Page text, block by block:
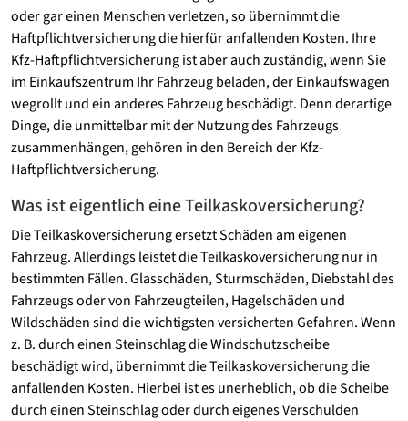
oder gar einen Menschen verletzen, so übernimmt die
Haftpflichtversicherung die hierfür anfallenden Kosten. Ihre
Kfz-Haftpflichtversicherung ist aber auch zuständig, wenn Sie
im Einkaufszentrum Ihr Fahrzeug beladen, der Einkaufswagen
wegrollt und ein anderes Fahrzeug beschädigt. Denn derartige
Dinge, die unmittelbar mit der Nutzung des Fahrzeugs
zusammenhängen, gehören in den Bereich der Kfz-
Haftpflichtversicherung.
Was ist eigentlich eine Teilkaskoversicherung?
Die Teilkaskoversicherung ersetzt Schäden am eigenen
Fahrzeug. Allerdings leistet die Teilkaskoversicherung nur in
bestimmten Fällen. Glasschäden, Sturmschäden, Diebstahl des
Fahrzeugs oder von Fahrzeugteilen, Hagelschäden und
Wildschäden sind die wichtigsten versicherten Gefahren. Wenn
z. B. durch einen Steinschlag die Windschutzscheibe
beschädigt wird, übernimmt die Teilkaskoversicherung die
anfallenden Kosten. Hierbei ist es unerheblich, ob die Scheibe
durch einen Steinschlag oder durch eigenes Verschulden